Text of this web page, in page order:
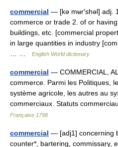
commercial — [kə mʉr′shəl] adj.
commerce or trade 2. of or
buildings, etc. [commercial
in large quantities in industry
English World dictionary
commercial — COMMERCIAL,
commerce. Parmi les Politiques,
système agricole, les autres au
commerciaux. Statuts
Française 1798
commercial — [adj1] concerning
counter*, bartering, commissary,